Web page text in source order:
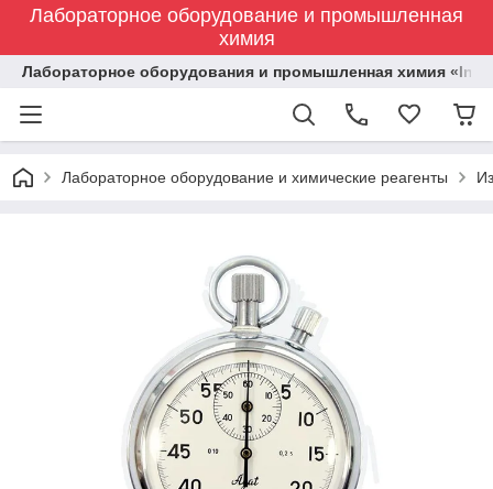
Лабораторное оборудование и промышленная
химия
Лабораторное оборудования и промышленная химия
Лабораторное оборудование и химические реагенты